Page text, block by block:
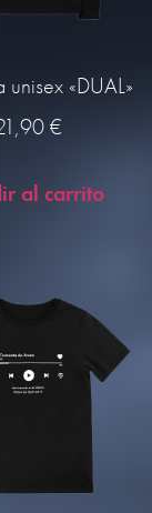
unisex «DUAL»
€
al carrito